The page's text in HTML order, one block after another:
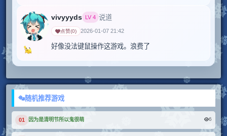
vivyyyds LV4 说道
点赞(0) 2026-01-07 21:42
好像没法键鼠操作这游戏。浪费了
随机推荐游戏
01 因为是清明节所以鬼很萌 6